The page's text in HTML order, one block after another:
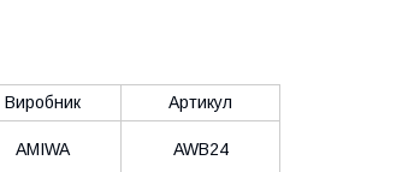
Виробник
Артикул
AMIWA AWB24